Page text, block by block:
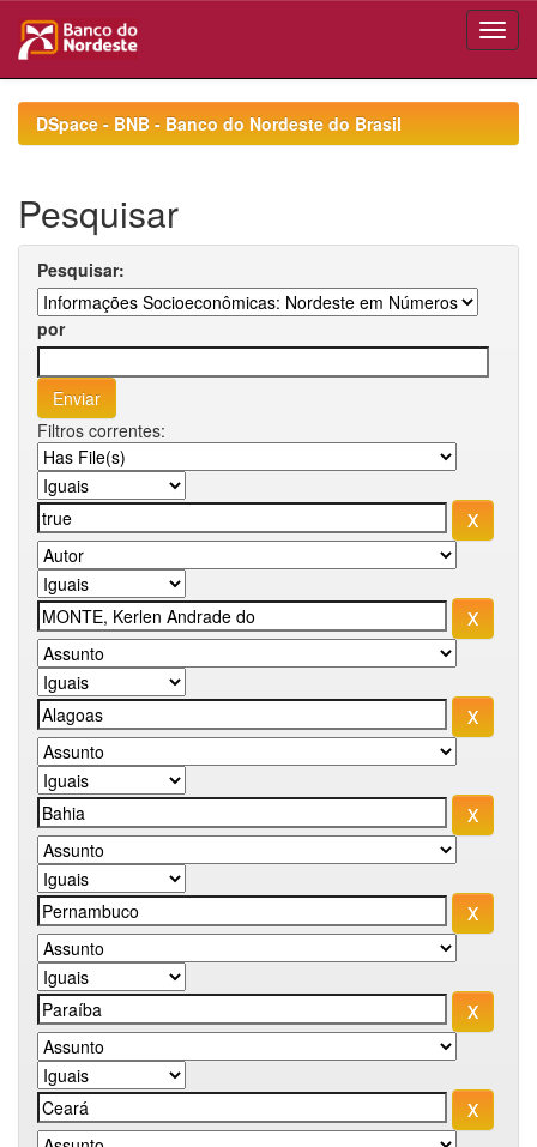
navigationDSpace - BNB - Banco do Nordeste do Brasil
Pesquisar
Pesquisar:
por
Filtros correntes: